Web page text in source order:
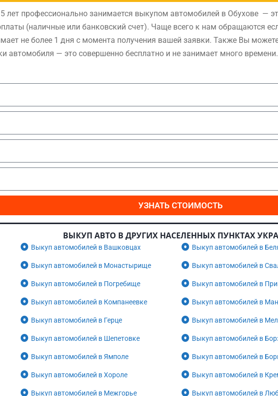
профессионально занимается выкупом автомобилей в Обухове —
(наличные или банковский счет). Чаще всего к нам обращаются
не более 1 дня с момента получения вашей заявки. Также Вы
автомобиля — это совершенно бесплатно и не занимает много
УЗНАТЬ СТОИМОСТЬ
ВЫКУП АВТО В ДРУГИХ НАСЕЛЕННЫХ ПУНКТАХ
Выкуп автомобилей в Вашковцах Выкуп автомобилей в
Выкуп автомобилей в Монастырище Выкуп автомобилей в
Выкуп автомобилей в Погребище Выкуп автомобилей в
Выкуп автомобилей в Компанеевке Выкуп автомобилей в
Выкуп автомобилей в Герце Выкуп автомобилей в
Выкуп автомобилей в Шепетовке Выкуп автомобилей в
Выкуп автомобилей в Ямполе Выкуп автомобилей в
Выкуп автомобилей в Хороле Выкуп автомобилей в
Выкуп автомобилей в Межгорье Выкуп автомобилей в